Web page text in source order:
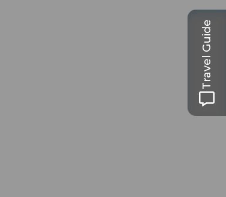
Travel Guide